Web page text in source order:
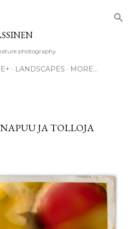
photography
LANDSCAPES MORE…
JA TOLLOJA